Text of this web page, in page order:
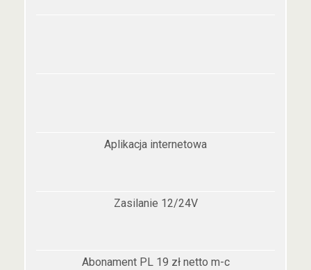
Aplikacja internetowa
Zasilanie 12/24V
Abonament PL 19 zł netto m-c